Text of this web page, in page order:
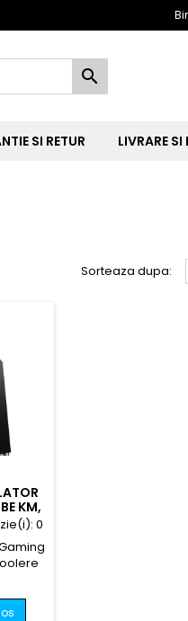

SI RETUR LIVRARE
Sorteaza dupa:
KM,
0